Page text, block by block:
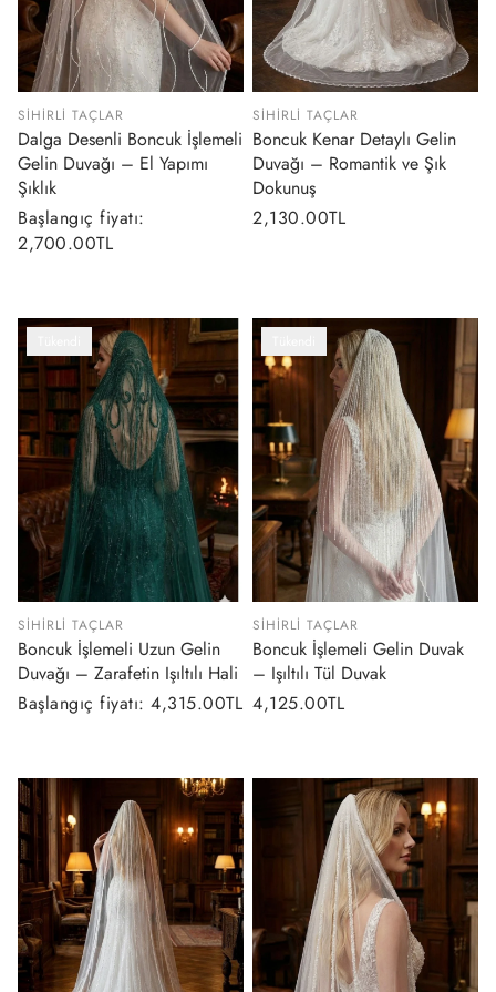
SIHIRLI TAÇLAR
Dalga Desenli Boncuk İşlemeli
Gelin Duvağı – El Yapımı
Şıklık
Normal
fiyat
Başlangıç fiyatı:
2,700.00TL
SIHIRLI TAÇLAR
Boncuk Kenar Detaylı Gelin
Duvağı – Romantik ve Şık
Dokunuş
Normal
2,130.00TL
SIHIRLI TAÇLAR
Boncuk İşlemeli Uzun Gelin
Duvağı – Zarafetin Işıltılı Hali
Normal
Başlangıç fiyatı: 4,315.00TL
SIHIRLI TAÇLAR
Boncuk İşlemeli Gelin Duvak
– Işıltılı Tül Duvak
Normal
4,125.00TL